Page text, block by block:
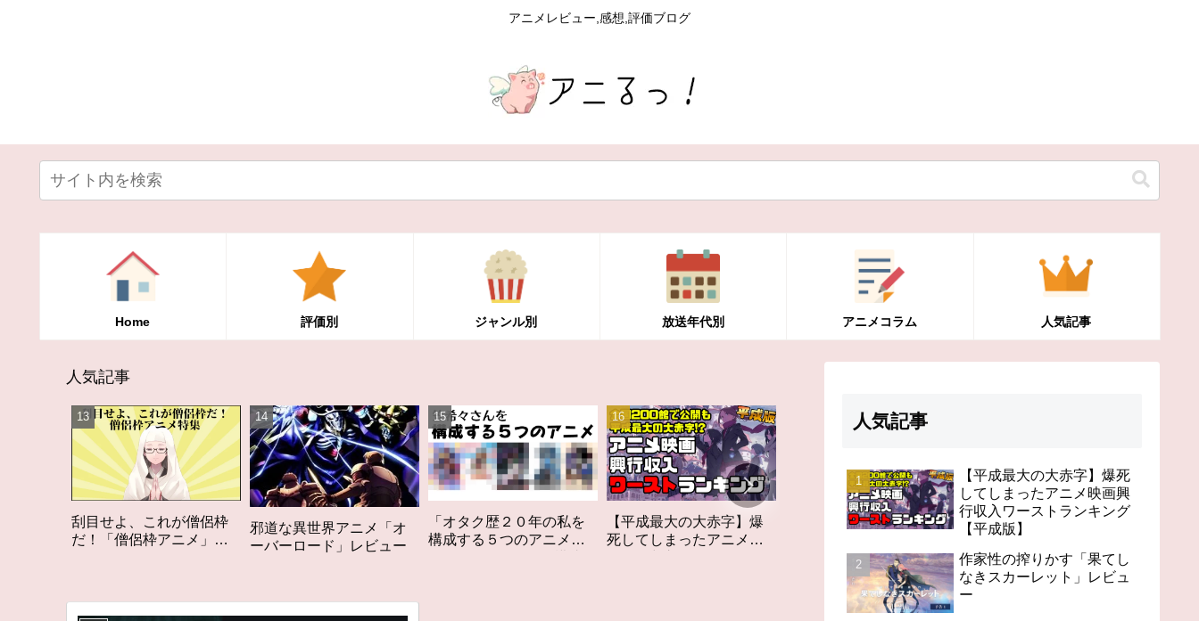
アニメレビュー,感想,評価ブログ
Home 評価別 ジャンル別 放送年代別 アニメコラム 人気記事
人気記事
邪道な異世界アニメ「オ
ーバーロード」レビュー
「オタク歴２０年の私を
構成する５つのアニメ」
アニメコラム #私を構成す
【平成最大の大赤字】爆
死してしまったアニメ映
作家性の搾りかす「果て
しなきスカーレット」レ
98分の無感動「未来のミ
ライ」レビュー
オタクが選ぶ！？日本の
アニメの歴史を変えたス
ゴいアニメ１４
人気記事
【平成最大の大赤字】爆死
してしまったアニメ映画興
行収入ワーストランキング
【平成版】
作家性の搾りかす「果てし
なきスカーレット」レビュ
ー